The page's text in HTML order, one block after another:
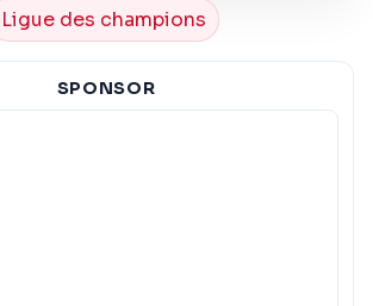
Ligue des champions
SPONSOR